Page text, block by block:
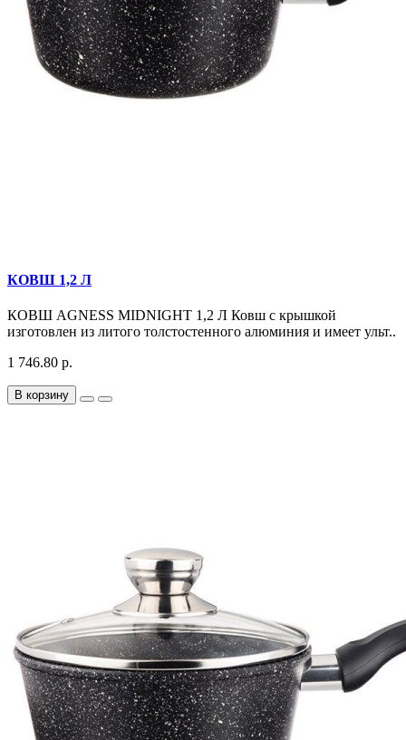
КОВШ 1,2 Л
КОВШ AGNESS MIDNIGHT 1,2 Л Ковш с крышкой
изготовлен из литого толстостенного алюминия и имеет ульт..
1 746.80 р.
В корзину